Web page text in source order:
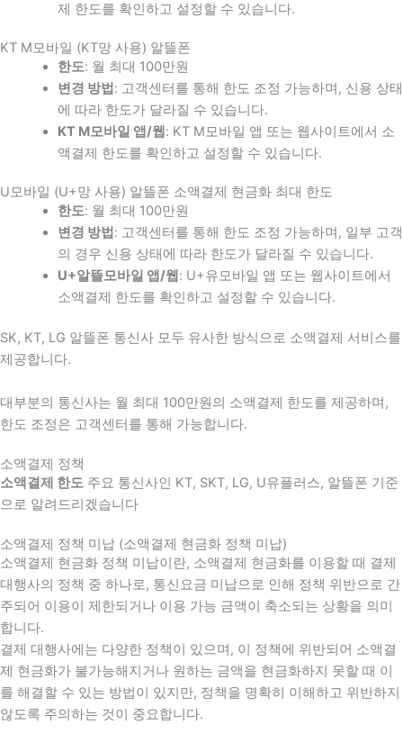
제 한도를 확인하고 설정할 수 있습니다.
KT M모바일 (KT망 사용) 알뜰폰
한도: 월 최대 100만원
변경 방법 : 고객센터를 통해 한도 조정 가능하며, 신용 상태
에 따라 한도가 달라질 수 있습니다.
KT M모바일 앱/웹 : KT M모바일 앱 또는 웹사이트에서 소
액결제 한도를 확인하고 설정할 수 있습니다.
U모바일 (U+망 사용) 알뜰폰 소액결제 현금화 최대 한도
한도: 월 최대 100만원
변경 방법 : 고객센터를 통해 한도 조정 가능하며, 일부 고객
의 경우 신용 상태에 따라 한도가 달라질 수 있습니다.
U+알뜰모바일 앱/웹 : U+유모바일 앱 또는 웹사이트에서
소액결제 한도를 확인하고 설정할 수 있습니다.
SK, KT, LG 알뜰폰 통신사 모두 유사한 방식으로 소액결제 서비스를
제공합니다.
대부분의 통신사는 월 최대 100만원의 소액결제 한도를 제공하며,
한도 조정은 고객센터를 통해 가능합니다.
소액결제 정책
소액결제 한도 주요 통신사인 KT, SKT, LG, U유플러스, 알뜰폰 기준
으로 알려드리겠습니다
소액결제 정책 미납 (소액결제 현금화 정책 미납)
소액결제 현금화 정책 미납이란, 소액결제 현금화를 이용할 때 결제
대행사의 정책 중 하나로, 통신요금 미납으로 인해 정책 위반으로 간
주되어 이용이 제한되거나 이용 가능 금액이 축소되는 상황을 의미
합니다.
결제 대행사에는 다양한 정책이 있으며, 이 정책에 위반되어 소액결
제 현금화가 불가능해지거나 원하는 금액을 현금화하지 못할 때 이
를 해결할 수 있는 방법이 있지만, 정책을 명확히 이해하고 위반하지
않도록 주의하는 것이 중요합니다.